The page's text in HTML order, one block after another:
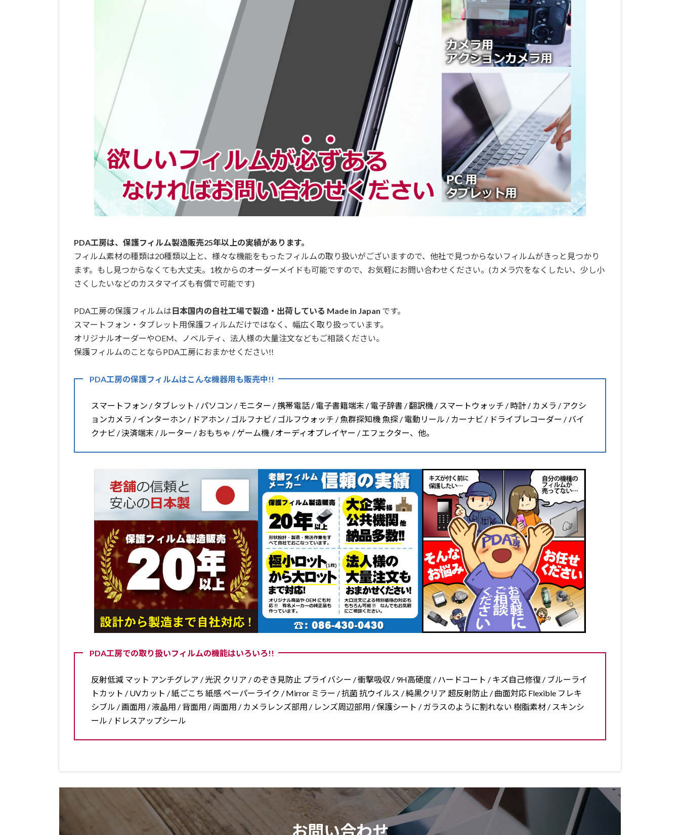
PDA工房は、保護フィルム製造販売25年以上の実績があります。
フィルム素材の種類は20種類以上と、様々な機能をもったフィルムの取り扱いがございますので、他社で見つからないフィルムがきっと見つかり
ます。もし見つからなくても大丈夫。1枚からのオーダーメイドも可能ですので、お気軽にお問い合わせください。(カメラ穴をなくしたい、少し小
さくしたいなどのカスタマイズも有償で可能です)
PDA工房の保護フィルムは 日本国内の自社工場で製造・出荷している Made in Japan です。
スマートフォン・タブレット用保護フィルムだけではなく、幅広く取り扱っています。
オリジナルオーダーやOEM、ノベルティ、法人様の大量注文などもご相談ください。
保護フィルムのことならPDA工房におまかせください!!
PDA工房の保護フィルムはこんな機器用も販売中!!
スマートフォン / タブレット / パソコン / モニター / 携帯電話 / 電子書籍端末 / 電子辞書 / 翻訳機 / スマートウォッチ / 時計 / カメラ / アクシ
ョンカメラ / インターホン / ドアホン / ゴルフナビ / ゴルフウォッチ / 魚群探知機 魚探 / 電動リール / カーナビ / ドライブレコーダー / バイ
クナビ / 決済端末 / ルーター / おもちゃ / ゲーム機 / オーディオプレイヤー / エフェクター、他。
PDA工房での取り扱いフィルムの機能はいろいろ!!
反射低減 マット アンチグレア / 光沢 クリア / のぞき見防止 プライバシー / 衝撃吸収 / 9H高硬度 / ハードコート / キズ自己修復 / ブルーライ
トカット / UVカット / 紙ごこち 紙感 ペーパーライク / Mirror ミラー / 抗菌 抗ウイルス / 純黒クリア 超反射防止 / 曲面対応 Flexible フレキ
シブル / 画面用 / 液晶用 / 背面用 / 両面用 / カメラレンズ部用 / レンズ周辺部用 / 保護シート / ガラスのように割れない 樹脂素材 / スキンシ
ール / ドレスアップシール
お問い合わせ